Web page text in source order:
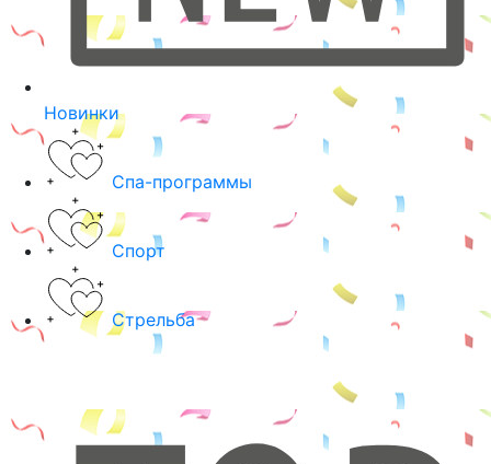
Новинки
Спа-программы
Спорт
Стрельба